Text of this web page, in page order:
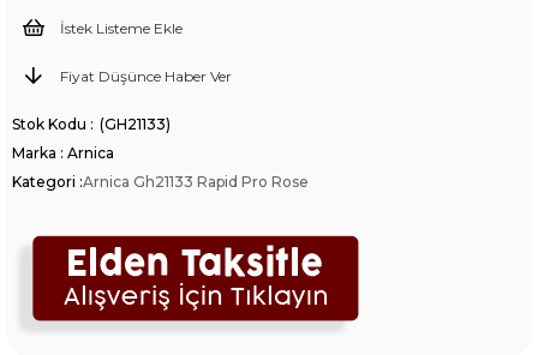
İstek Listeme Ekle
Fiyat Düşünce Haber Ver
(GH21133)
Marka : Arnica
Kategori :Arnica Gh21133 Rapid Pro Rose